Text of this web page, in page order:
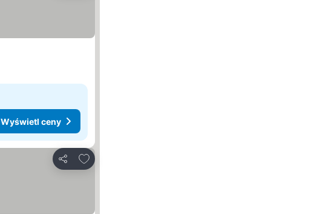
Wyświetl ceny
Udostępnij
Dodaj do ulubionych